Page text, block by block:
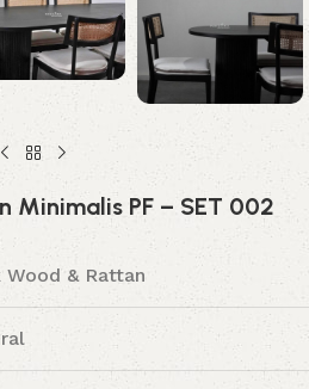
Minimalis PF – SET 002
Wood & Rattan